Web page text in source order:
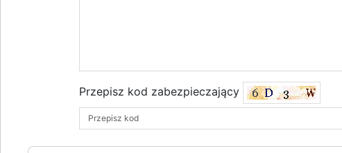
Przepisz kod zabezpieczający